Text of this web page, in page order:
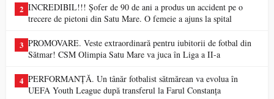
2 INCREDIBIL!!! Șofer de 90 de ani a produs un accident pe o
trecere de pietoni din Satu Mare. O femeie a ajuns la spital
3 PROMOVARE. Veste extraordinară pentru iubitorii de fotbal din
Sătmar! CSM Olimpia Satu Mare va juca în Liga a II-a
4 PERFORMANȚĂ. Un tânăr fotbalist sătmărean va evolua în
UEFA Youth League după transferul la Farul Constanța